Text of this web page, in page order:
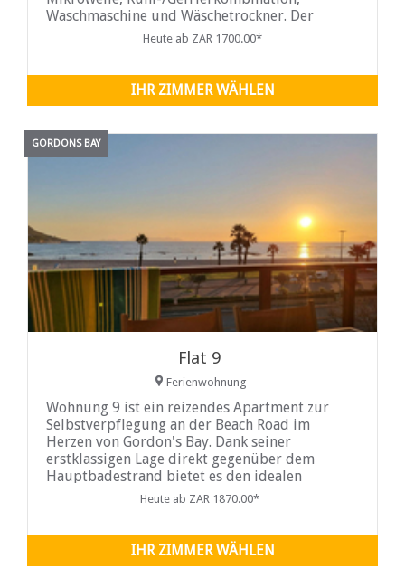
Waschmaschine und Wäschetrockner. Der
Wohnbereich bietet bequeme
gelangen Sie auf einen privaten
Heute ab ZAR 1700.00*
IHR ZIMMER WÄHLEN
GORDONS BAY
Flat 9
Ferienwohnung
Wohnung 9 ist ein reizendes Apartment zur
Selbstverpflegung an der Beach Road im
Herzen von Gordon's Bay. Dank seiner
erstklassigen Lage direkt gegenüber dem
Hauptbadestrand bietet es den idealen
Rahmen für einen entspannten Küstenurlaub.
Schlafzimmer und zwei Badezimmer.
Heute ab ZAR 1870.00*
IHR ZIMMER WÄHLEN